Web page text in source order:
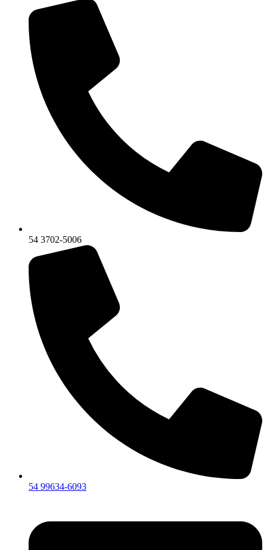
54 3702-5006
54 99634‑6093‬